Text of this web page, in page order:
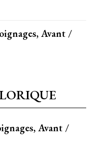
Avant /
Avant /